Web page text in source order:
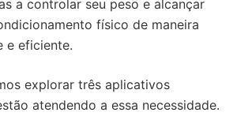
a controlar seu peso e alcançar
físico de maneira
e eficiente.
explorar três aplicativos
atendendo a essa necessidade.